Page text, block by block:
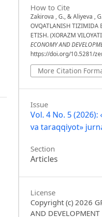
How to Cite
Zakirova , G., & Aliyeva ,
OVQATLANISH TIZIMIDA
ETISH. (XORAZM
ECONOMY AND
https://doi.org/10.5281/
More Citation
Issue
Vol. 4 No. 5
va taraqqiyot»
Section
Articles
License
Copyright (c) 2026
AND DEVELOPMENT